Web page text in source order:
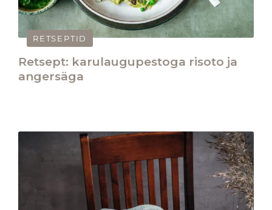
RETSEPTID
Retsept: karulaugupestoga risoto ja
angersäga